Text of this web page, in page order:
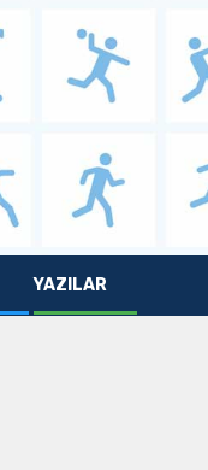
YAZILAR